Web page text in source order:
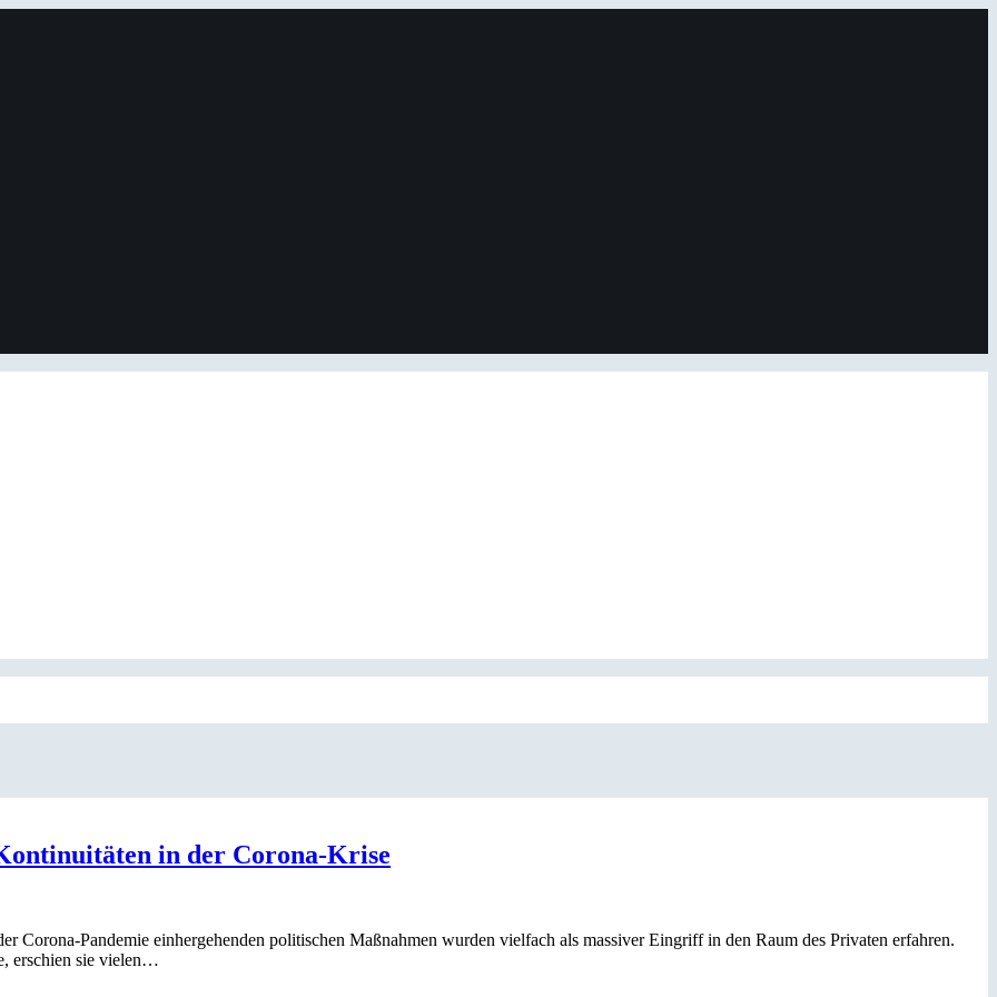
in der Corona-Krise
Pandemie einhergehenden politischen Maßnahmen wurden vielfach als massiver Eingriff in den Raum des Privaten erfahren.
erschien sie vielen…